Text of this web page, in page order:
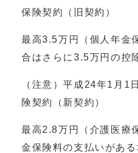
保険契約（旧契約）
最高3.5万円（個人年金
合はさらに3.5万円の控
（注意）平成24年1月1
険契約（新契約）
最高2.8万円（介護医療
金保険料の支払いがある